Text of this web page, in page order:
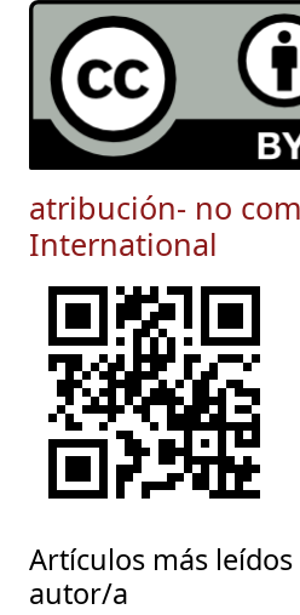
atribución- no
International
Artículos más
autor/a